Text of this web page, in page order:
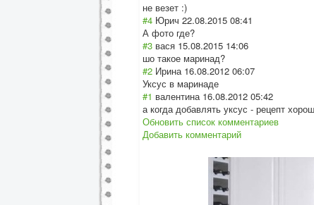
не везет :)
#4 Юрич 22.08.2015 08:41
А фото где?
#3 вася 15.08.2015 14:06
шо такое маринад?
#2 Ирина 16.08.2012 06:07
Уксус в маринаде
#1 валентина 16.08.2012 05:42
а когда добавлять уксус - рецепт
Обновить список комментариев
Добавить комментарий